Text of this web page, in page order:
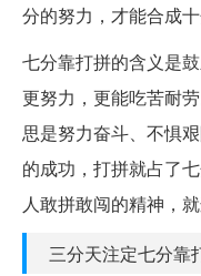
分的努力，才能合成
七分靠打拼的含义是
更努力，更能吃苦耐
思是努力奋斗、不惧
的成功，打拼就占了
人敢拼敢闯的精神，
三分天注定七分靠